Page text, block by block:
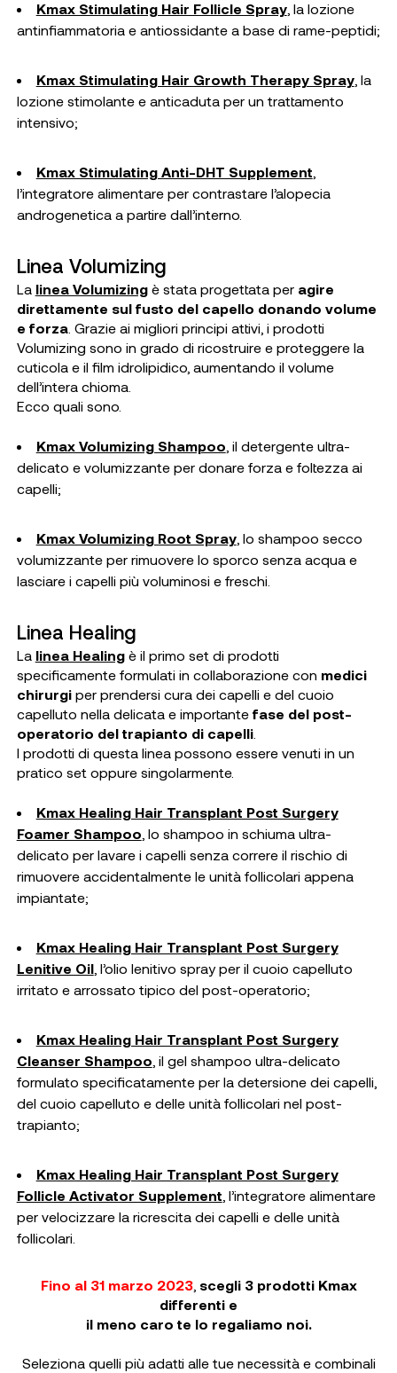
Kmax Stimulating Hair Follicle Spray, la lozione
antinfiammatoria e antiossidante a base di rame-peptidi;
Kmax Stimulating Hair Growth Therapy Spray, la
lozione stimolante e anticaduta per un trattamento
intensivo;
Kmax Stimulating Anti-DHT Supplement
l’integratore alimentare per contrastare l’alopecia
androgenetica a partire dall’interno.
Linea Volumizing
La linea Volumizingè stata progettata per agire
direttamente sul fusto del capello donando volume
e forza. Grazie ai migliori principi attivi, i prodotti
Volumizing sono in grado di ricostruire e proteggere la
cuticola e il film idrolipidico, aumentando il volume
dell’intera chioma.
Ecco quali sono.
Kmax Volumizing Shampoo , il detergente ultra-
delicato e volumizzante per donare forza e foltezza ai
capelli;
Kmax Volumizing Root Spray, lo shampoo secco
volumizzante per rimuovere lo sporco senza acqua e
lasciare i capelli più voluminosi e freschi.
Linea Healing
La linea Healingè il primo set di prodotti
specificamente formulati in collaborazione con medici
chirurgiper prendersi cura dei capelli e del cuoio
capelluto nella delicata e importante fase del post-
operatorio del trapianto di capelli.
I prodotti di questa linea possono essere venuti in un
pratico set oppure singolarmente.
Kmax Healing Hair Transplant Post Surgery
Foamer Shampoo , lo shampoo in schiuma ultra-
delicato per lavare i capelli senza correre il rischio di
rimuovere accidentalmente le unità follicolari appena
impiantate;
Kmax Healing Hair Transplant Post Surgery
Lenitive Oil, l’olio lenitivo spray per il cuoio capelluto
irritato e arrossato tipico del post-operatorio;
Kmax Healing Hair Transplant Post Surgery
Cleanser Shampoo , il gel shampoo ultra-delicato
formulato specificatamente per la detersione dei capelli,
del cuoio capelluto e delle unità follicolari nel post-
trapianto;
Kmax Healing Hair Transplant Post Surgery
Follicle Activator Supplement , l’integratore alimentare
per velocizzare la ricrescita dei capelli e delle unità
follicolari.
Fino al 31 marzo 2023, scegli 3 prodotti Kmax
differenti e
il meno caro te lo regaliamo noi.
Seleziona quelli più adatti alle tue necessità e combinali